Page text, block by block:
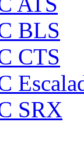
BLS
CTS
SRX